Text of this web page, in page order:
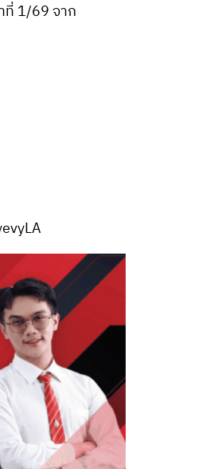
ที่ 1/69 จาก